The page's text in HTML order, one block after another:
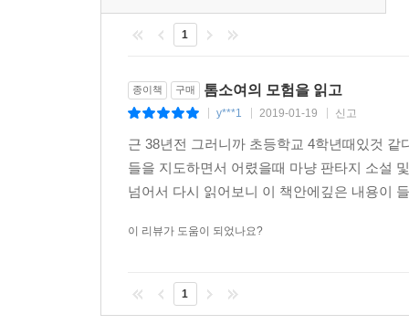
1
종이책 구매 톰소여의 모험을 읽고
y***1 2019-01-19 신고
근 38년전 그러니까 초등학교 4학년때있것
들을 지도하면서 어렸을때 마냥 판타지 소설
넘어서 다시 읽어보니 이 책안에깊은 내용이
이 리뷰가 도움이 되었나요?
1